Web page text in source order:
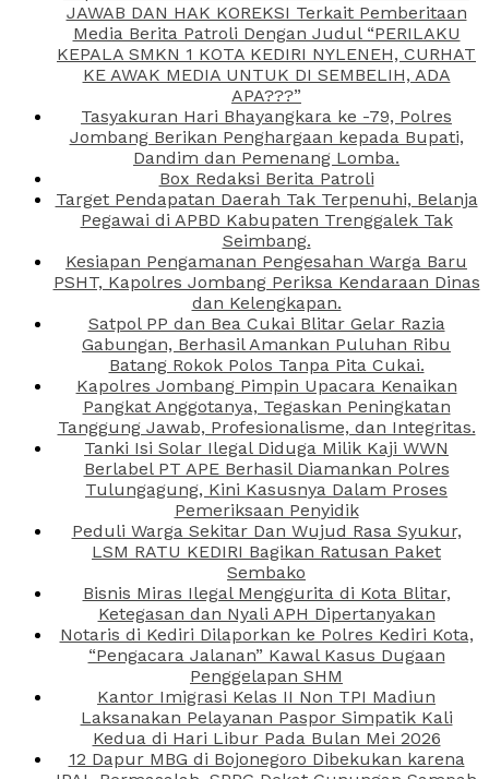
JAWAB DAN HAK KOREKSI Terkait Pemberitaan
Media Berita Patroli Dengan Judul “PERILAKU
KEPALA SMKN 1 KOTA KEDIRI NYLENEH, CURHAT
KE AWAK MEDIA UNTUK DI SEMBELIH, ADA
APA???”
Tasyakuran Hari Bhayangkara ke -79, Polres
Jombang Berikan Penghargaan kepada Bupati,
Dandim dan Pemenang Lomba.
Box Redaksi Berita Patroli
Target Pendapatan Daerah Tak Terpenuhi, Belanja
Pegawai di APBD Kabupaten Trenggalek Tak
Seimbang.
Kesiapan Pengamanan Pengesahan Warga Baru
PSHT, Kapolres Jombang Periksa Kendaraan Dinas
dan Kelengkapan.
Satpol PP dan Bea Cukai Blitar Gelar Razia
Gabungan, Berhasil Amankan Puluhan Ribu
Batang Rokok Polos Tanpa Pita Cukai.
Kapolres Jombang Pimpin Upacara Kenaikan
Pangkat Anggotanya, Tegaskan Peningkatan
Tanggung Jawab, Profesionalisme, dan Integritas.
Tanki Isi Solar Ilegal Diduga Milik Kaji WWN
Berlabel PT APE Berhasil Diamankan Polres
Tulungagung, Kini Kasusnya Dalam Proses
Pemeriksaan Penyidik
Peduli Warga Sekitar Dan Wujud Rasa Syukur,
LSM RATU KEDIRI Bagikan Ratusan Paket
Sembako
Bisnis Miras Ilegal Menggurita di Kota Blitar,
Ketegasan dan Nyali APH Dipertanyakan
Notaris di Kediri Dilaporkan ke Polres Kediri Kota,
“Pengacara Jalanan” Kawal Kasus Dugaan
Penggelapan SHM
Kantor Imigrasi Kelas II Non TPI Madiun
Laksanakan Pelayanan Paspor Simpatik Kali
Kedua di Hari Libur Pada Bulan Mei 2026
12 Dapur MBG di Bojonegoro Dibekukan karena